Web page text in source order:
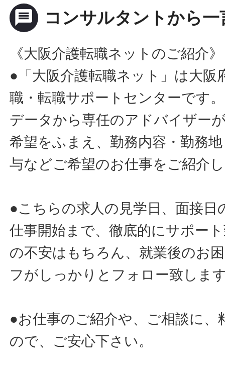
message コンサルタントから一
《大阪介護転職ネットのご紹介》
●「大阪介護転職ネット」は大阪
職・転職サポートセンターです
データから専任のアドバイザー
希望をふまえ、勤務内容・勤務
与などご希望のお仕事をご紹介
●こちらの求人の見学日、面接日
仕事開始まで、徹底的にサポー
の不安はもちろん、就業後のお
フがしっかりとフォロー致しま
●お仕事のご紹介や、ご相談に
ので、ご安心下さい。